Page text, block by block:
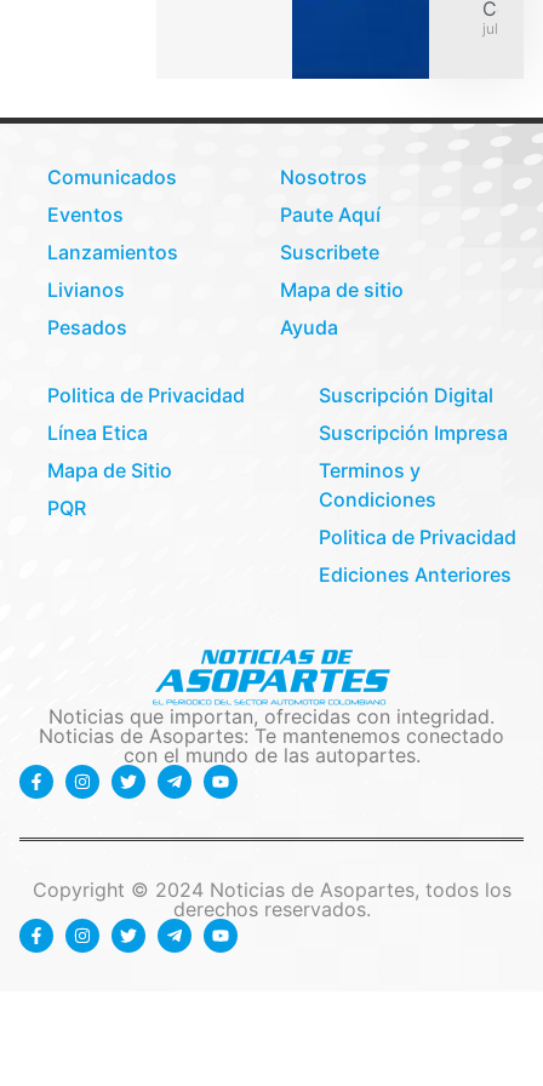
julio 31,
Comunicados
Eventos
Lanzamientos
Livianos
Pesados
Nosotros
Paute Aquí
Suscribete
Mapa de sitio
Ayuda
Politica de Privacidad
Línea Etica
Mapa de Sitio
PQR
Suscripción Digital
Suscripción Impresa
Terminos y
Condiciones
Politica de Privacidad
Ediciones Anteriores
Noticias que importan, ofrecidas con integridad.
Noticias de Asopartes: Te mantenemos conectado
con el mundo de las autopartes.
Copyright © 2024 Noticias de Asopartes, todos los
derechos reservados.